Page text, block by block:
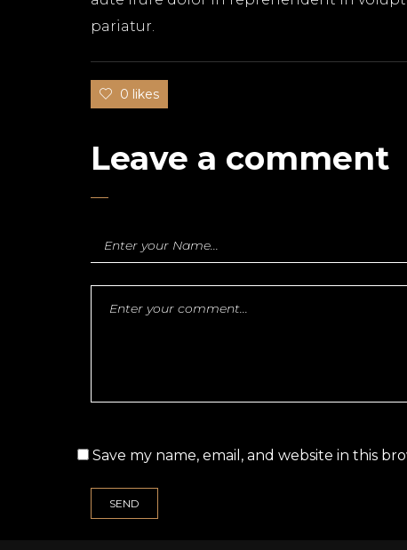
pariatur.
0 likes
Leave a comment
Save my name, email, and website in this